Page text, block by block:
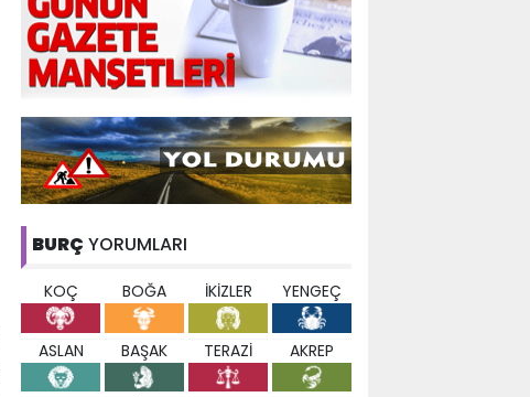
BURÇ YORUMLARI
KOÇ BOĞA İKİZLER YENGEÇ
ASLAN BAŞAK TERAZİ AKREP